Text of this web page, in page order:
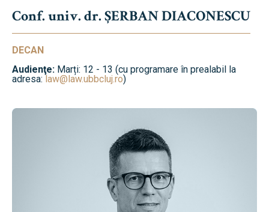
Conf. univ. dr. ȘERBAN DIACONESCU
DECAN
Audienţe: Marți: 12 - 13 (cu programare în prealabil la
adresa:law@law.ubbcluj.ro)